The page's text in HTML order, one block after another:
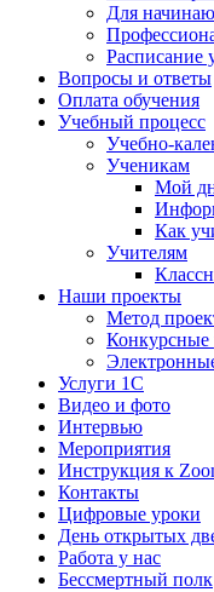
Для
Расписание
Вопросы и ответы
Оплата обучения
Учебный процесс
Учебно-
Ученикам
Мой
Как
Учителям
Наши проекты
Метод
Конкурсные
Услуги 1C
Видео и фото
Интервью
Мероприятия
Инструкция к
Контакты
Цифровые уроки
День открытых
Работа у нас
Бессмертный полк